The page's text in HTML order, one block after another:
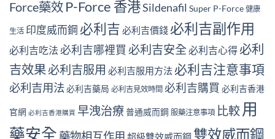
Force藥效 P-Force 香港Sildenafil Super P-Force 健康
生活 印度威而鋼 必利吉 必利吉價錢 必利吉副作用
必利吉吃法 必利吉哪裡買 必利吉安全必利吉心得必利
吉效果必利吉服用 必利吉服用方法必利吉注意事項
必利吉用法必利吉藥局 必利吉見效時間 必利吉購買 必利吉香港
官網 必利吉香港購買 早洩治療普通威而鋼 服藥注意事項 比較 用
藥安全 藥物相互作用 超級雙效威而鋼 雙效威而鋼